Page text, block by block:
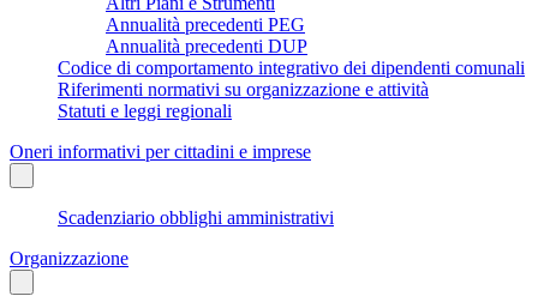
Annualità precedenti PEG
Annualità precedenti DUP
Codice di comportamento integrativo dei dipendenti comunali
Riferimenti normativi su organizzazione e attività
Statuti e leggi regionali
Oneri informativi per cittadini e imprese
Scadenziario obblighi amministrativi
Organizzazione